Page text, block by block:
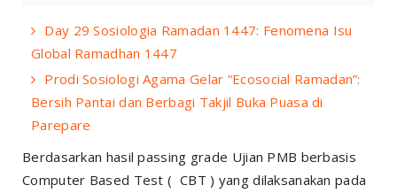
Day 29 Sosiologia Ramadan 1447: Fenomena Isu
Global Ramadhan 1447
Prodi Sosiologi Agama Gelar “Ecosocial Ramadan”:
Bersih Pantai dan Berbagi Takjil Buka Puasa di
Parepare
Berdasarkan hasil passing grade Ujian PMB berbasis
Computer Based Test ( CBT ) yang dilaksanakan pada